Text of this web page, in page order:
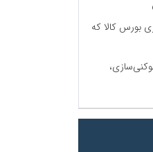
بورس کالا که